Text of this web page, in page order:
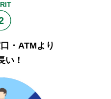
・ATMより
い！